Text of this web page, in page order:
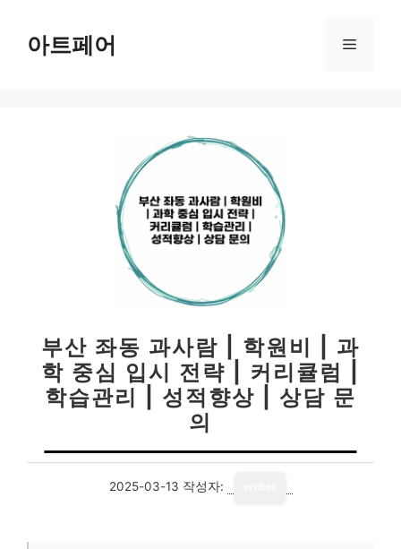
아트페어 메
부산 좌동 과사람 | 학원비 | 과
학 중심 입시 전략 | 커리큘럼 |
학습관리 | 성적향상 | 상담 문
의
2025-03-13 작성자: